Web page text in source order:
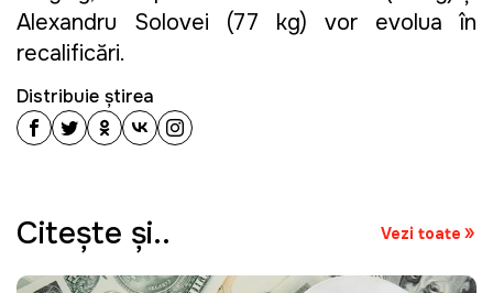
Alexandru Solovei (77 kg) vor evolua în
recalificări.
Distribuie știrea
Citeşte şi.. Vezi toate